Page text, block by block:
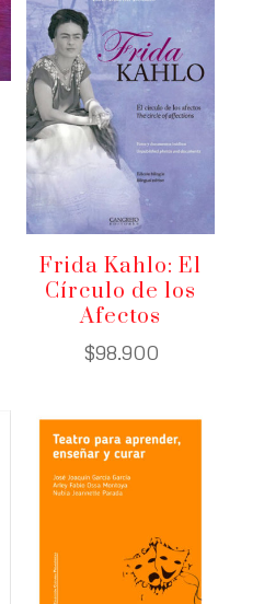
Frida Kahlo: El
Círculo de los
Afectos
$98.900